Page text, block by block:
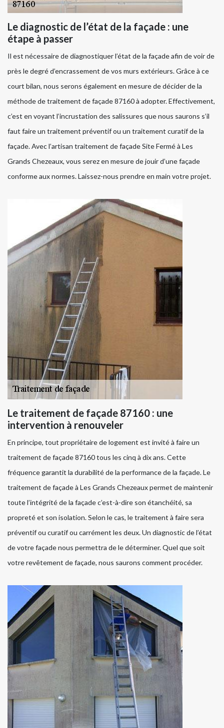
Le diagnostic de l’état de la façade : une
étape à passer
Il est nécessaire de diagnostiquer l’état de la façade afin de voir de
près le degré d’encrassement de vos murs extérieurs. Grâce à ce
court bilan, nous serons également en mesure de décider de la
méthode de traitement de façade 87160 à adopter. Effectivement,
c’est en voyant l’incrustation des salissures que nous saurons s’il
faut faire un traitement préventif ou un traitement curatif de la
façade. Avec l’artisan traitement de façade Site Fermé à Les
Grands Chezeaux, vous serez en mesure de jouir d’une façade
conforme aux normes. Laissez-nous prendre en main votre projet.
Le traitement de façade 87160 : une
intervention à renouveler
En principe, tout propriétaire de logement est invité à faire un
traitement de façade 87160 tous les cinq à dix ans. Cette
fréquence garantit la durabilité de la performance de la façade. Le
traitement de façade à Les Grands Chezeaux permet de maintenir
toute l’intégrité de la façade c’est-à-dire son étanchéité, sa
propreté et son isolation. Selon le cas, le traitement à faire sera
préventif ou curatif ou carrément les deux. Un diagnostic de l’état
de votre façade nous permettra de le déterminer. Quel que soit
votre revêtement de façade, nous saurons comment procéder.